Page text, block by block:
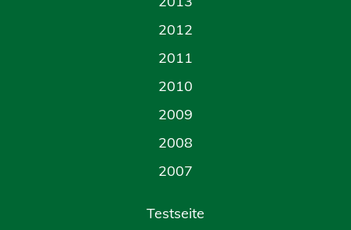
2012
2011
2010
2009
2008
2007
Testseite